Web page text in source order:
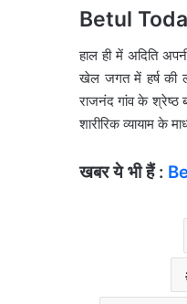
Betul
हाल ही में अदिति
खेल जगत में हर्ष की
राजनंद गांव के श्रेष्ठ
शारीरिक व्यायाम के
खबर ये भी हैं :